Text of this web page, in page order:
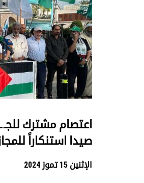
اعتصام مشترك
صيدا استنكاراً
الإثنين 15 تموز 2024